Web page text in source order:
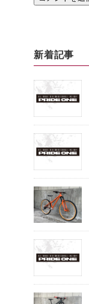
新着記事